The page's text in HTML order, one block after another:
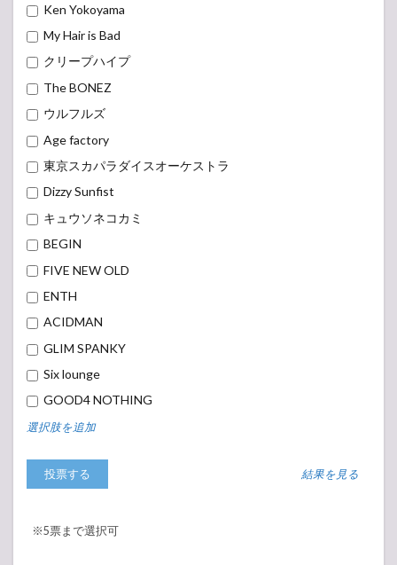
Ken Yokoyama
My Hair is Bad
クリープハイプ
The BONEZ
ウルフルズ
Age factory
東京スカパラダイスオーケストラ
Dizzy Sunfist
キュウソネコカミ
BEGIN
FIVE NEW OLD
ENTH
ACIDMAN
GLIM SPANKY
Six lounge
GOOD4 NOTHING
選択肢を追加
結果を見る
※5票まで選択可